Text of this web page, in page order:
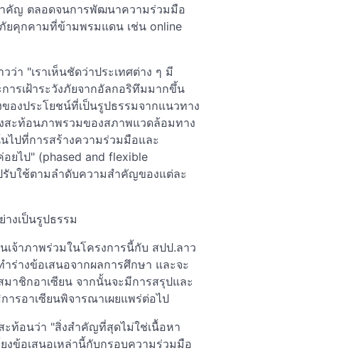
ำคัญ ตลอดจนการพัฒนาความร่วมมือ
ยคุกคามที่ข้ามพรมแดน เช่น online
า "เราเห็นชัดว่าประเทศต่าง ๆ มี
ารเฝ้าระวังภัยจากอัลกอริทึมมากขึ้น
องประโยชน์ที่เป็นรูปธรรมจากแนวทาง
สะท้อนภาพรวมของสภาพแวดล้อมทาง
ไปที่การสร้างความร่วมมือและ
ยไป" (phased and flexible
รับใช้ตามลำดับความสำคัญของแต่ละ
งเป็นรูปธรรม
เจ้าภาพร่วมในโครงการนี้กับ สปป.ลาว
ร่างข้อเสนอจากผลการศึกษา และจะ
าชิกอาเซียน จากนั้นจะมีการสรุปและ
ารอาเซียนพิจารณาเผยแพร่ต่อไป
ะท้อนว่า "สิ่งสำคัญที่สุดไม่ใช่เนื้อหา
งข้อเสนอเหล่านี้กับกรอบความร่วมมือ